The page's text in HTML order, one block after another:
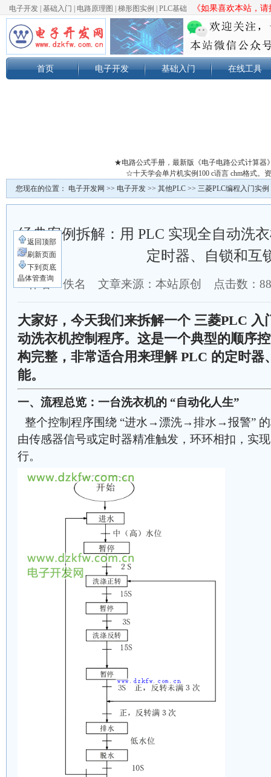
电子开发 基础入门 电路原理图 梯形图实例 PLC基础 《如果喜欢本站，
首页 电子开发 基础入门 在线工具
★电路公式手册，最新版《电子电路公式计算器
☆十天学会单片机实例100 c语言 chm格式。
您现在的位置： 电子开发网 >> 电子开发 >> 其他PLC >> 三菱PLC编程入门实例
经典案例拆解：用 PLC 实现全自动洗
定时器、自锁和互
作者：佚名 文章来源：本站原创 点击数：
大家好，今天我们来拆解一个 三菱PLC
动洗衣机控制程序。这是一个典型的顺序
构完整，非常适合用来理解 PLC 的定时器
能。
一、流程总览：一台洗衣机的 “自动化人生”
整个控制程序围绕 “进水→漂洗→排水→报警”
由传感器信号或定时器精准触发，环环相扣，实
行。
返回顶部
刷新页面
下到页底
晶体管查询